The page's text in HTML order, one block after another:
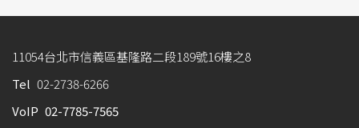
11054台北市信義區基隆路二段189號16樓之8
Tel 02-2738-6266
VoIP 02-7785-7565